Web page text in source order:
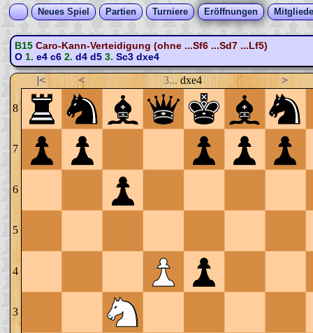
Neues Spiel Partien Turniere Eröffnungen
B15 Caro-Kann-Verteidigung (ohne ...Sf6 ...Sd7 ...Lf5)
O1. e4 c62. d4 d53. Sc3 dxe4
|< < 3... dxe4 >
8
7
6
5
4
3